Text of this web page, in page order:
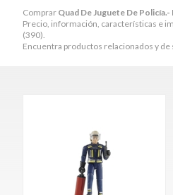
Comprar Quad De Juguete De Policía.-
Precio, información, características e
(390).
Encuentra productos relacionados y